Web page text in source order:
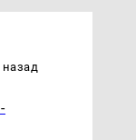
назад